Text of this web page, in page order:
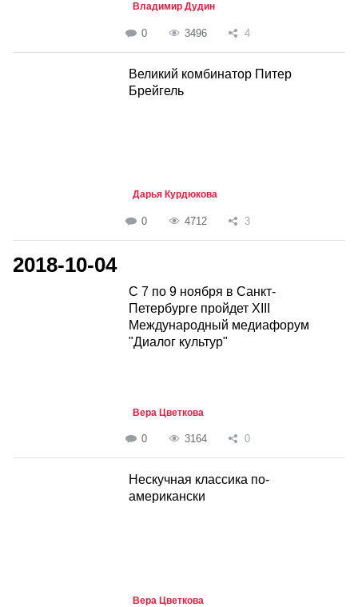
Владимир Дудин
0 3496 4
Великий комбинатор Питер
Брейгель
Дарья Курдюкова
0 4712 3
2018-10-04
С 7 по 9 ноября в Санкт-
Петербурге пройдет XIII
Международный медиафорум
"Диалог культур"
Вера Цветкова
0 3164 0
Нескучная классика по-
американски
Вера Цветкова